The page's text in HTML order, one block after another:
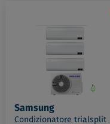
Samsung
Condizionatore trialsplit